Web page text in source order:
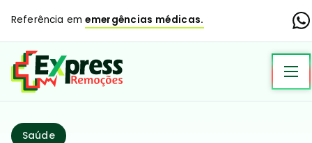
Referência ememergências médicas.
Saúde